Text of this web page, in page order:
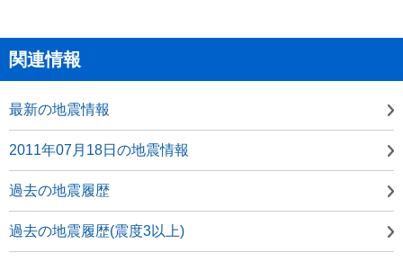
関連情報
最新の地震情報
2011年07月18日の地震情報
過去の地震履歴
過去の地震履歴(震度3以上)